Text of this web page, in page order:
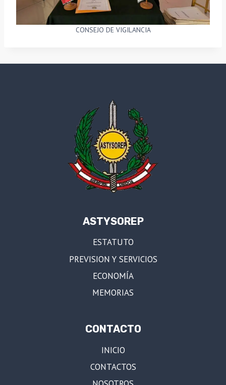
CONSEJO DE VIGILANCIA
ASTYSOREP
ESTATUTO
PREVISION Y SERVICIOS
ECONOMÍA
MEMORIAS
CONTACTO
INICIO
CONTACTOS